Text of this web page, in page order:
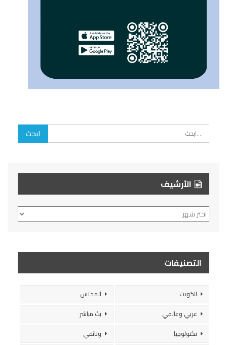
الأرشيف
الأرشيف
التصنيفات
الكويت
المجلس
عربي وعالمي
بث مباشر
تكنولوجيا
وثائقي